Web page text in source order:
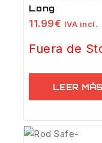
Long
11.99€ IVA incl.
Fuera de
LEER MÁS